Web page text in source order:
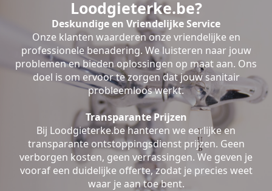
Loodgieterke.be?
Deskundige en Vriendelijke Service
Onze klanten waarderen onze vriendelijke en
professionele benadering. We luisteren naar jouw
problemen en bieden oplossingen op maat aan. Ons
doel is om ervoor te zorgen dat jouw sanitair
probleemloos werkt.
Transparante Prijzen
Bij Loodgieterke.be hanteren we eerlijke en
transparante ontstoppingsdienst prijzen. Geen
verborgen kosten, geen verrassingen. We geven je
vooraf een duidelijke offerte, zodat je precies weet
waar je aan toe bent.